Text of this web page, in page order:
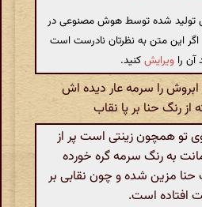
تولید شده توسط هوش مصنوعی در
اگر این متن به نظرتان نادرست است
آن را ویرایشکنید.
را سرمه عار دیده اش
از رنگ حنا بر پا نقاب
تو همچون زینتی است پر از
به رنگ سرمه گره خورده
حنا مزین شده و چون نقابی بر
افتاده است.